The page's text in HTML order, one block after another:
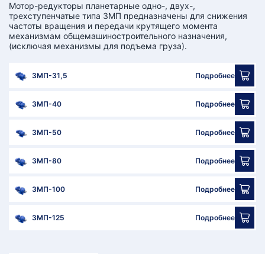
Мотор-редукторы планетарные одно-, двух-,
трехступенчатые типа 3МП предназначены для снижения
частоты вращения и передачи крутящего момента
механизмам общемашиностроительного назначения,
(исключая механизмы для подъема груза).
3МП-31,5 Подробнее
3МП-40 Подробнее
3МП-50 Подробнее
3МП-80 Подробнее
3МП-100 Подробнее
3МП-125 Подробнее